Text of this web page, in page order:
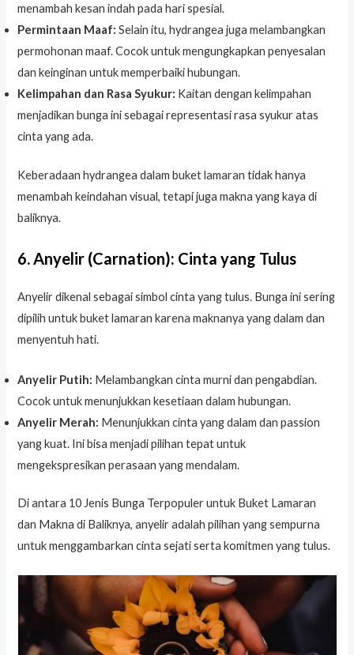
menambah kesan indah pada hari spesial.
Permintaan Maaf:Selain itu, hydrangea juga melambangkan
permohonan maaf. Cocok untuk mengungkapkan penyesalan
dan keinginan untuk memperbaiki hubungan.
Kelimpahan dan Rasa Syukur: Kaitan dengan kelimpahan
menjadikan bunga ini sebagai representasi rasa syukur atas
cinta yang ada.
Keberadaan hydrangea dalam buket lamaran tidak hanya
menambah keindahan visual, tetapi juga makna yang kaya di
baliknya.
6. Anyelir (Carnation): Cinta yang Tulus
Anyelir dikenal sebagai simbol cinta yang tulus. Bunga ini sering
dipilih untuk buket lamaran karena maknanya yang dalam dan
menyentuh hati.
Anyelir Putih: Melambangkan cinta murni dan pengabdian.
Cocok untuk menunjukkan kesetiaan dalam hubungan.
Anyelir Merah: Menunjukkan cinta yang dalam dan passion
yang kuat. Ini bisa menjadi pilihan tepat untuk
mengekspresikan perasaan yang mendalam.
Di antara 10 Jenis Bunga Terpopuler untuk Buket Lamaran
dan Makna di Baliknya, anyelir adalah pilihan yang sempurna
untuk menggambarkan cinta sejati serta komitmen yang tulus.